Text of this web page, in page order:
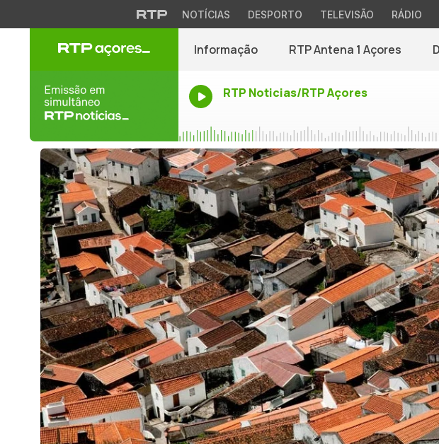
NOTÍCIAS DESPORTO TELEVISÃO RÁDIO
Informação RTP Antena 1 Açores
RTP Noticias/RTP Açores